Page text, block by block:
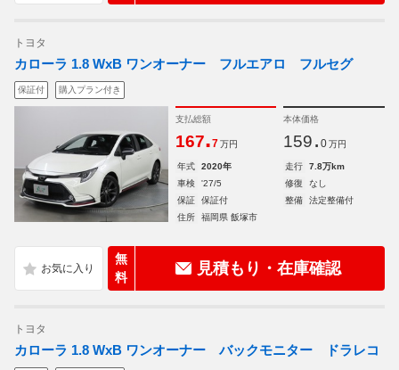
トヨタ
カローラ 1.8 WxB ワンオーナー フルエアロ フルセグ
保証付 購入プラン付き
支払総額
167.7 万円
本体価格
159. 0 万円
年式 2020年 走行
7.8万km
車検
'27/5 修復
なし
保証
保証付 整備
法定整備付
住所
福岡県 飯塚市
無
料
見積もり・在庫確認
トヨタ
カローラ 1.8 WxB ワンオーナー バックモニター ドラレコ